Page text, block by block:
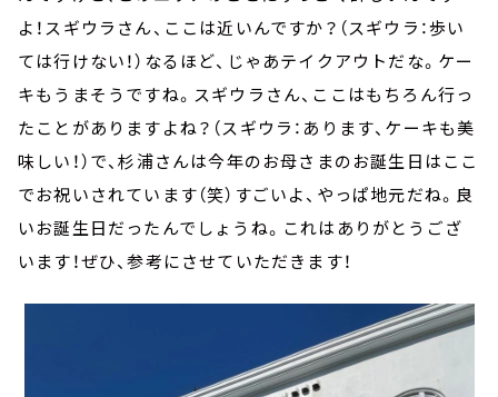
よ！スギウラさん、ここは近いんですか？（スギウラ：歩い
ては行けない！）なるほど、じゃあテイクアウトだな。ケー
キもうまそうですね。スギウラさん、ここはもちろん行っ
たことがありますよね？（スギウラ：あります、ケーキも美
味しい！）で、杉浦さんは今年のお母さまのお誕生日はここ
でお祝いされています（笑）すごいよ、やっぱ地元だね。良
いお誕生日だったんでしょうね。これはありがとうござ
います！ぜひ、参考にさせていただきます！